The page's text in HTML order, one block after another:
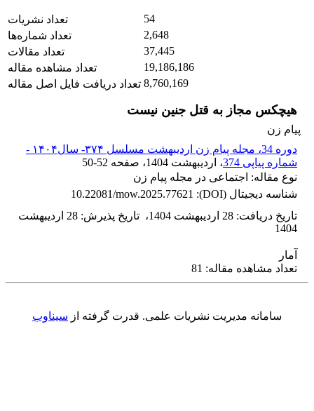
تعداد نشریات
54
تعداد شماره‌ها
2,648
تعداد مقالات
37,445
تعداد مشاهده مقاله
19,186,186
تعداد دریافت فایل اصل مقاله 8,760,169
هیچکس مجاز به قتل جنین نیست
پیام زن
دوره 34، مجله پیام زن اردیبهشت مسلسل ۳۷۴- سال۱۴۰۴ -
شماره پیاپی 374
، اردیبهشت 1404 ، صفحه 50-52
نوع مقاله: اجتماعی در مجله پیام زن
شناسه دیجیتال (DOI):
10.22081/mow.2025.77621
تاریخ دریافت: 28 اردیبهشت 1404 ، تاریخ پذیرش:
28 اردیبهشت
1404
آمار
تعداد مشاهده مقاله: 81
سامانه مدیریت نشریات علمی. قدرت گرفته از سیناوب